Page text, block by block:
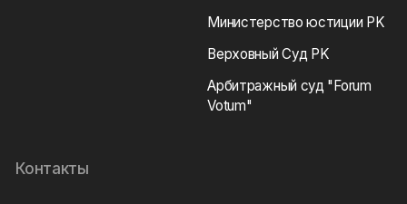
Министерство юстиции РK
Верховный Суд РK
Арбитражный суд "Forum
Votum"
Контакты